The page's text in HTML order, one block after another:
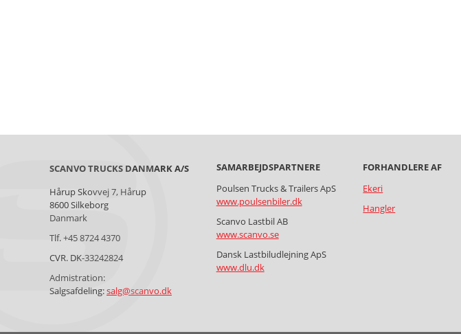
SCANVO TRUCKS DANMARK A/S
Hårup Skovvej 7, Hårup
8600 Silkeborg
Danmark
Tlf. +45 8724 4370
CVR. DK-33242824
Admistration:
Salgsafdeling:salg@scanvo.dk
SAMARBEJDSPARTNERE
Poulsen Trucks & Trailers ApS
www.poulsenbiler.dk
Scanvo Lastbil AB
www.scanvo.se
Dansk Lastbiludlejning ApS
www.dlu.dk
FORHANDLERE AF
Ekeri
Hangler